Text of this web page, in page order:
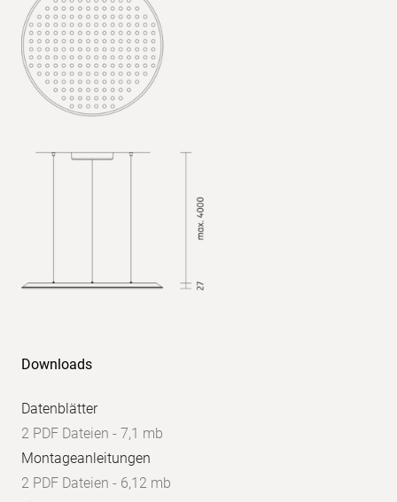
+1,0/-1,0
Reflexionsgrade:
70/50/20
UGR
quer:
parallel:
Downloads
Datenblätter
2 PDF Dateien - 7,1 mb
Montageanleitungen
2 PDF Dateien - 6,12 mb